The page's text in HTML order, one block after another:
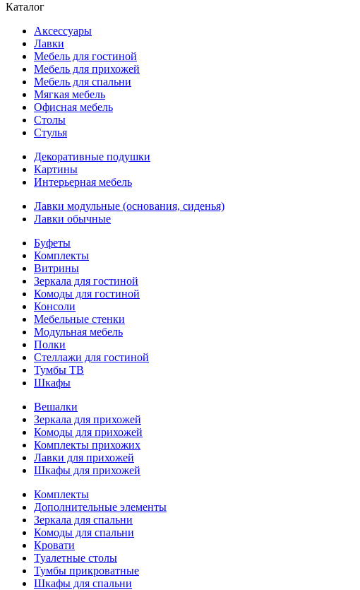
Каталог
Аксессуары
Лавки
Мебель для гостиной
Мебель для прихожей
Мебель для спальни
Мягкая мебель
Офисная мебель
Столы
Стулья
Декоративные подушки
Картины
Интерьерная мебель
Лавки модульные (основания, сиденья)
Лавки обычные
Буфеты
Комплекты
Витрины
Зеркала для гостиной
Комоды для гостиной
Консоли
Мебельные стенки
Модульная мебель
Полки
Стеллажи для гостиной
Тумбы ТВ
Шкафы
Вешалки
Зеркала для прихожей
Комоды для прихожей
Комплекты прихожих
Лавки для прихожей
Шкафы для прихожей
Комплекты
Дополнительные элементы
Зеркала для спальни
Комоды для спальни
Кровати
Туалетные столы
Тумбы прикроватные
Шкафы для спальни